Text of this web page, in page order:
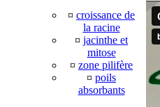
¤ croissance de
la racine
¤ jacinthe et
mitose
¤ zone pilifère
¤ poils
absorbants